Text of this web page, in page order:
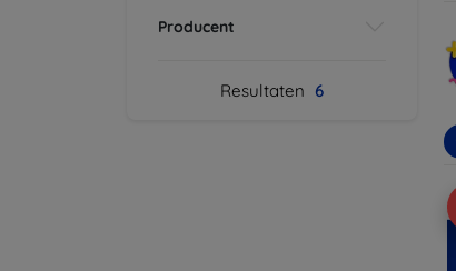
Producent
Resultaten 6